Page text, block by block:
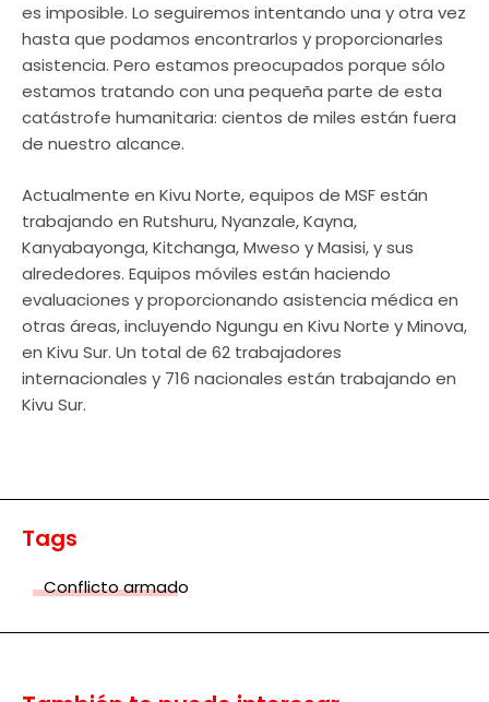
es imposible. Lo seguiremos intentando una y otra vez
hasta que podamos encontrarlos y proporcionarles
asistencia. Pero estamos preocupados porque sólo
estamos tratando con una pequeña parte de esta
catástrofe humanitaria: cientos de miles están fuera
de nuestro alcance.
Actualmente en Kivu Norte, equipos de MSF están
trabajando en Rutshuru, Nyanzale, Kayna,
Kanyabayonga, Kitchanga, Mweso y Masisi, y sus
alrededores. Equipos móviles están haciendo
evaluaciones y proporcionando asistencia médica en
otras áreas, incluyendo Ngungu en Kivu Norte y Minova,
en Kivu Sur. Un total de 62 trabajadores
internacionales y 716 nacionales están trabajando en
Kivu Sur.
Tags
Conflicto armado